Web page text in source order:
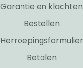
Garantie en klachten
Bestellen
Herroepingsformulier
Betalen